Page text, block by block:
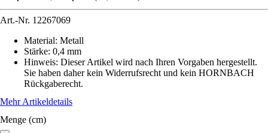
Art.-Nr. 12267069
Material: Metall
Stärke: 0,4 mm
Hinweis: Dieser Artikel wird nach Ihren Vorgaben hergestellt.
Sie haben daher kein Widerrufsrecht und kein HORNBACH
Rückgaberecht.
Mehr Artikeldetails
Menge (cm)